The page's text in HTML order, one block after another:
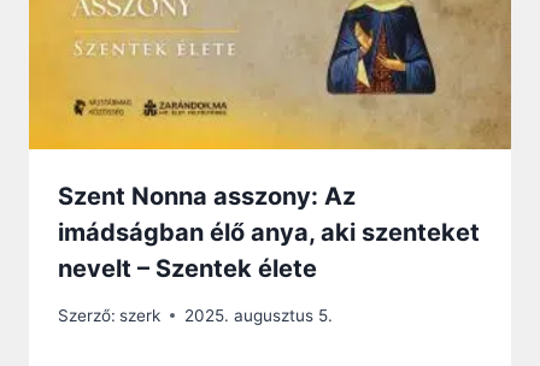
Szent Nonna asszony: Az
imádságban élő anya, aki szenteket
nevelt – Szentek élete
Szerző: szerk 2025. augusztus 5.